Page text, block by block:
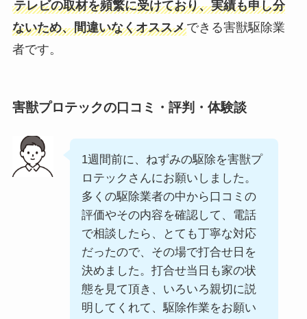
テレビの取材を頻繁に受けており、実績も申し分
ないため、間違いなくオススメできる害獣駆除業
者です。
害獣プロテックの口コミ・評判・体験談
1週間前に、ねずみの駆除を害獣プ
ロテックさんにお願いしました。
多くの駆除業者の中から口コミの
評価やその内容を確認して、電話
で相談したら、とても丁寧な対応
だったので、その場で打合せ日を
決めました。打合せ当日も家の状
態を見て頂き、いろいろ親切に説
明してくれて、駆除作業をお願い